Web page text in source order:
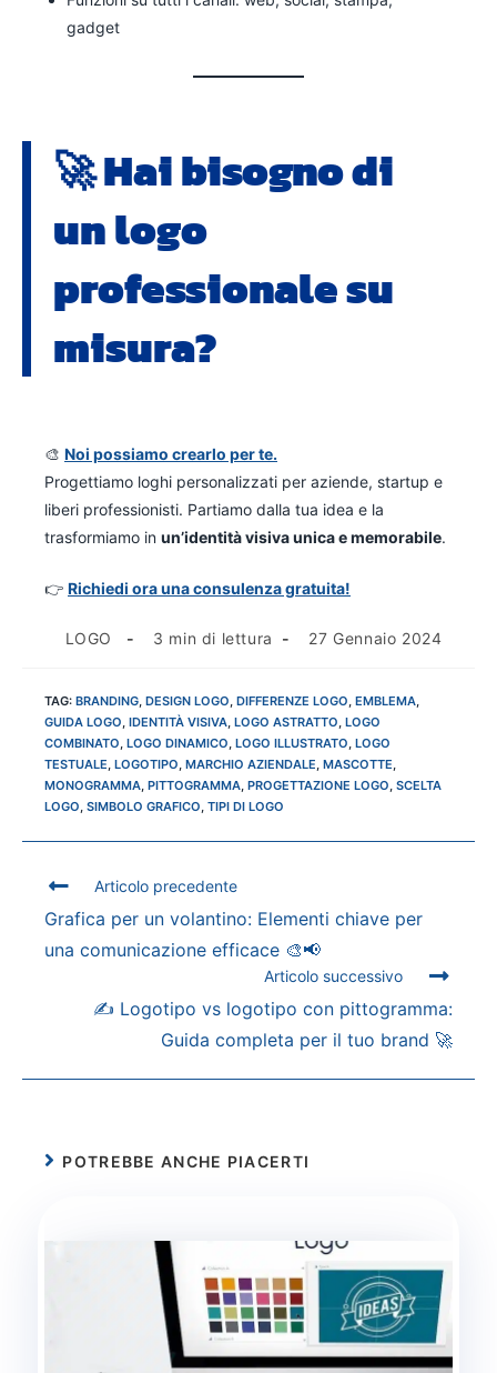
gadget
🚀 Hai bisogno di
un logo
professionale su
misura?
🎨 Noi possiamo crearlo per te.
Progettiamo loghi personalizzati per aziende, startup e
liberi professionisti. Partiamo dalla tua idea e la
trasformiamo in un’identità visiva unica e memorabile.
👉 Richiedi ora una consulenza gratuita!
LOGO 3 min di lettura 27 Gennaio 2024
TAG: BRANDING, DESIGN LOGO, DIFFERENZE LOGO, EMBLEMA,
GUIDA LOGO, IDENTITÀ VISIVA, LOGO ASTRATTO, LOGO
COMBINATO, LOGO DINAMICO, LOGO ILLUSTRATO, LOGO
TESTUALE, LOGOTIPO, MARCHIO AZIENDALE, MASCOTTE,
MONOGRAMMA, PITTOGRAMMA, PROGETTAZIONE LOGO, SCELTA
LOGO, SIMBOLO GRAFICO, TIPI DI LOGO
Articolo precedente
Grafica per un volantino: Elementi chiave per
una comunicazione efficace 🎨📢
Articolo successivo
✍️ Logotipo vs logotipo con pittogramma:
Guida completa per il tuo brand 🚀
POTREBBE ANCHE PIACERTI